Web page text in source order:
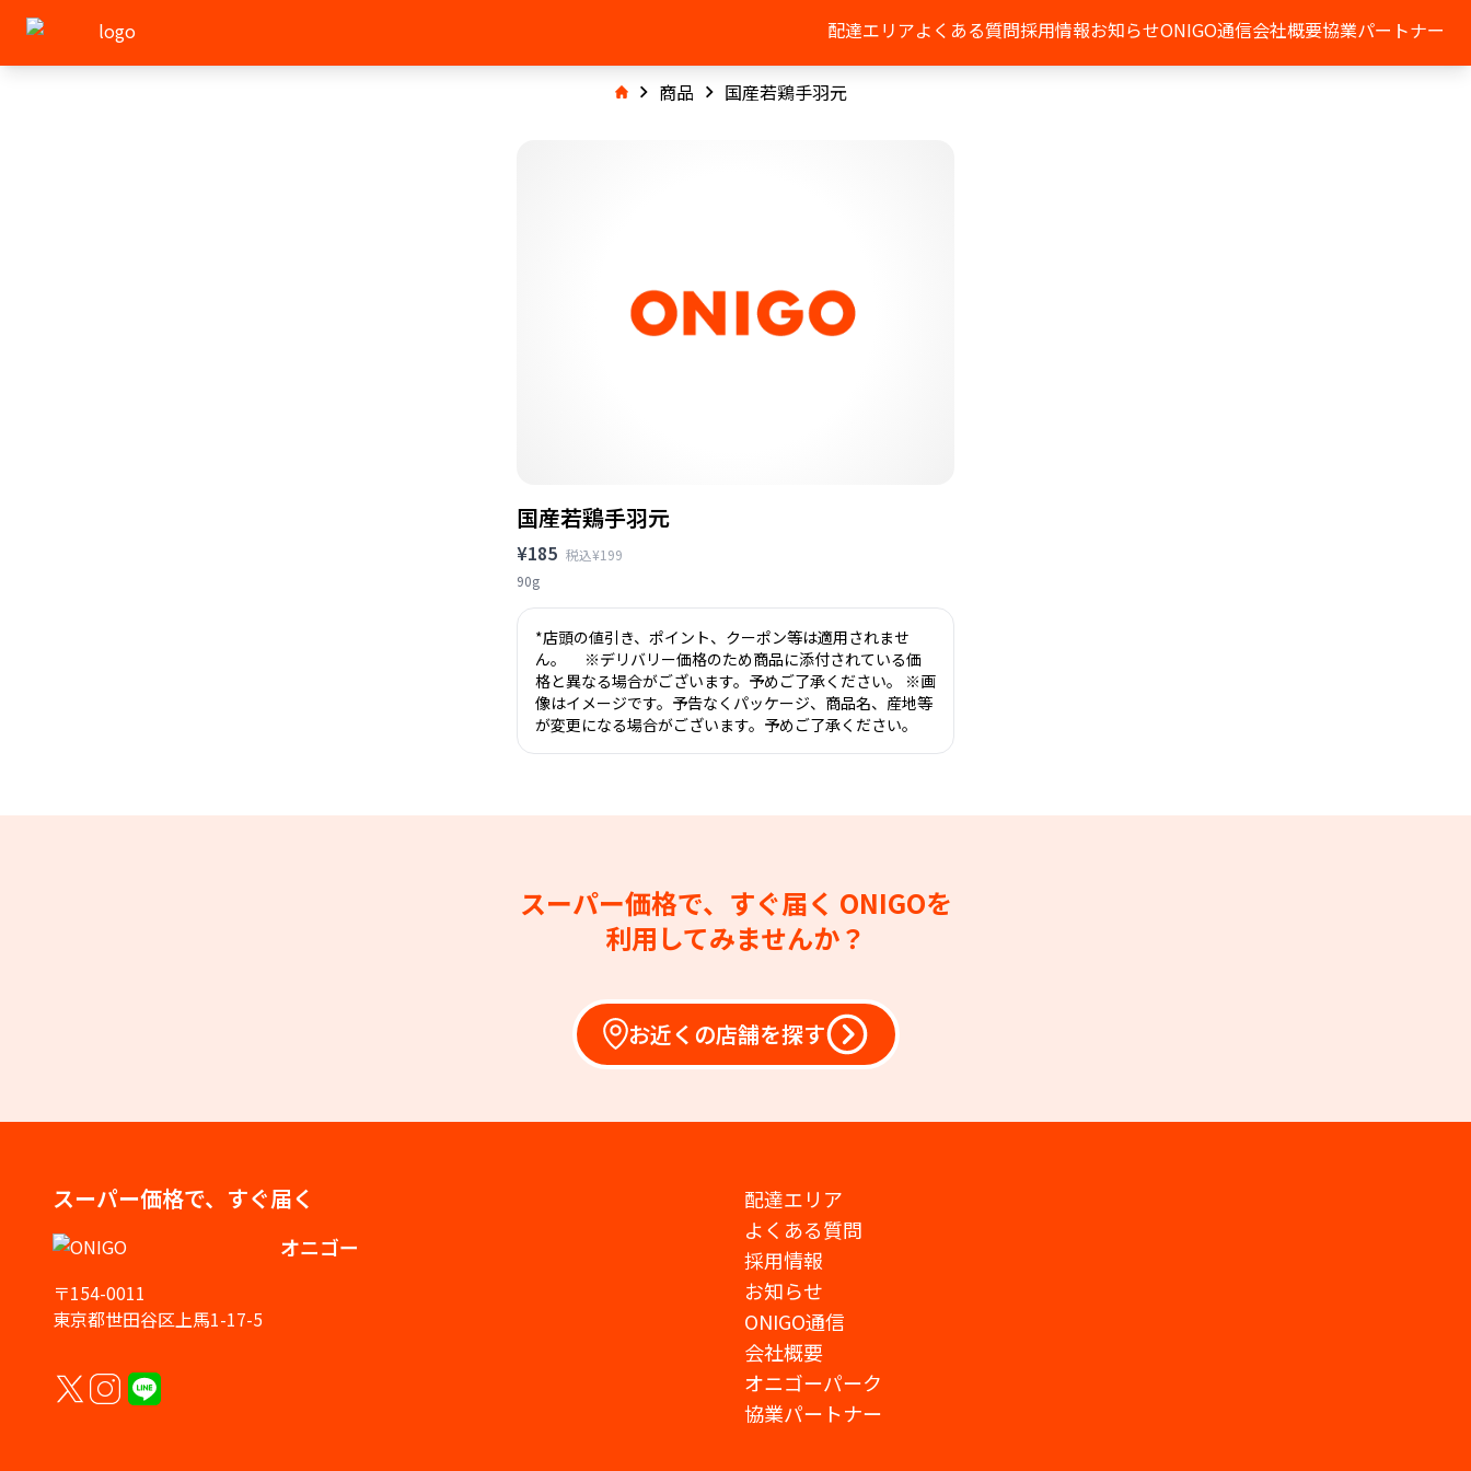
配達エリアよくある質問採用情報お知らせONIGO通信会社概要協業パートナー
商品 国産若鶏手羽元
国産若鶏手羽元
¥185 税込¥199
90g
*店頭の値引き、ポイント、クーポン等は適用されませ
ん。 ※デリバリー価格のため商品に添付されている価
格と異なる場合がございます。予めご了承ください。 ※画
像はイメージです。予告なくパッケージ、商品名、産地等
が変更になる場合がございます。予めご了承ください。
スーパー価格で、すぐ届く ONIGOを
利用してみませんか？
お近くの店舗を探す
スーパー価格で、すぐ届く
オニゴー
〒154-0011
東京都世田谷区上馬1-17-5
配達エリア
よくある質問
採用情報
お知らせ
ONIGO通信
会社概要
オニゴーパーク
協業パートナー